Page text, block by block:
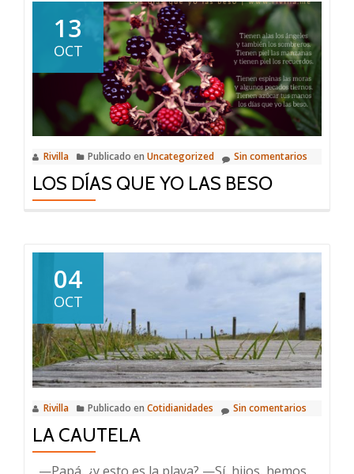
13
OCT
Rivilla Publicado en Uncategorized Sin comentarios
LOS DÍAS QUE YO LAS BESO
04
OCT
Rivilla Publicado en Cotidianidades Sin comentarios
LA CAUTELA